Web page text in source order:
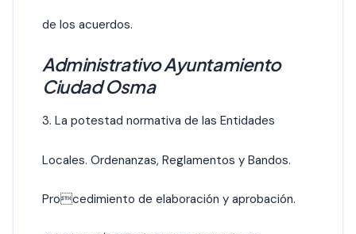
de los acuerdos.
Administrativo Ayuntamiento
Ciudad Osma
3. La potestad normativa de las Entidades
Locales. Ordenanzas, Reglamentos y Bandos.
Procedimiento de elaboración y aprobación.